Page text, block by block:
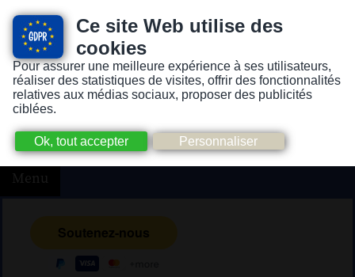
Ce site Web utilise des
cookies
Pour assurer une meilleure expérience à ses utilisateurs,
réaliser des statistiques de visites, offrir des fonctionnalités
relatives aux médias sociaux, proposer des publicités
ciblées.
Version pour personnes mal-voyantes ou non-voyantes
Menu